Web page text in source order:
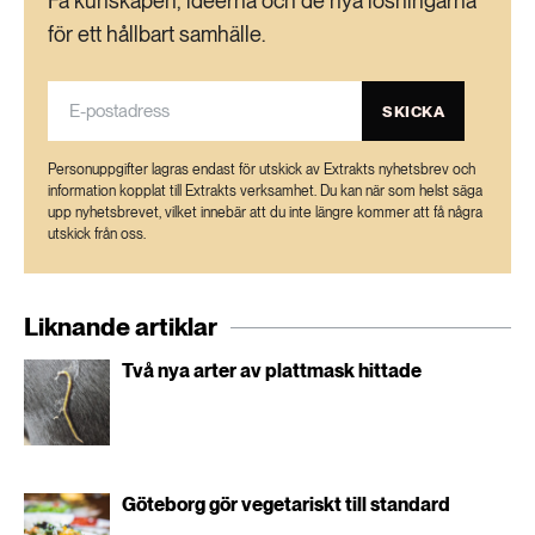
för bland annat bönor, linser och sojabönor.
Rhizobium radiobacter (hette tidigare
Agrobacterium tumefaciens): orsakar
växtsjuktomar, gallbildning.
Xanthomonas camprestis: kan orsaka stora
bland annat tomatplantor.
De ”fula” bakterierna i projektet:
Burkholderia cepacia: en jordbakterie som
känsliga personer, till exempel med andra
för ett hållbart samhälle.
SKICKA
Personuppgifter lagras endast för utskick av Extrakts nyhetsbrev och
information kopplat till Extrakts verksamhet. Du kan när som helst säga
upp nyhetsbrevet, vilket innebär att du inte längre kommer att få några
utskick från oss.
Liknande artiklar
Två nya arter av plattmask hittade
Göteborg gör vegetariskt till standard